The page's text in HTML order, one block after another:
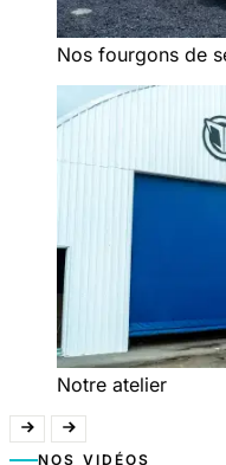
Nos fourgons de
Notre atelier
NOS VIDÉOS